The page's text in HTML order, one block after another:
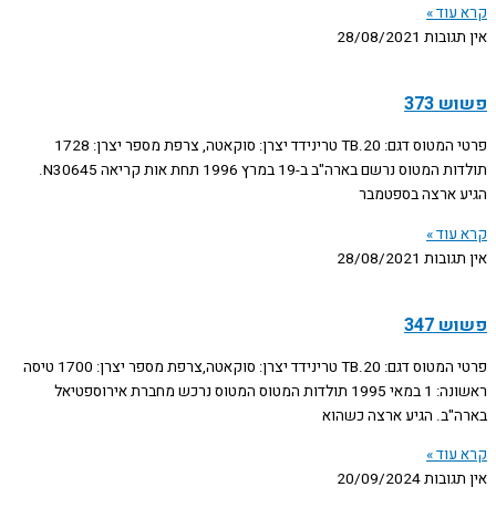
קרא עוד »
אין תגובות 28/08/2021
פשוש 373
פרטי המטוס דגם: TB.20 טרינידד יצרן: סוקאטה, צרפת מספר יצרן: 1728
תולדות המטוס נרשם בארה"ב ב-19 במרץ 1996 תחת אות קריאה N30645.
הגיע ארצה בספטמבר
קרא עוד »
אין תגובות 28/08/2021
פשוש 347
פרטי המטוס דגם: TB.20 טרינידד יצרן: סוקאטה,צרפת מספר יצרן: 1700 טיסה
ראשונה: 1 במאי 1995 תולדות המטוס המטוס נרכש מחברת אירוספטיאל
בארה"ב. הגיע ארצה כשהוא
קרא עוד »
אין תגובות20/09/2024